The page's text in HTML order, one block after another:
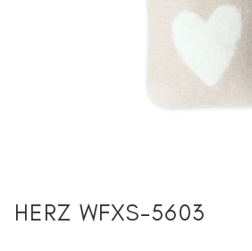
HERZ WFXS-5603